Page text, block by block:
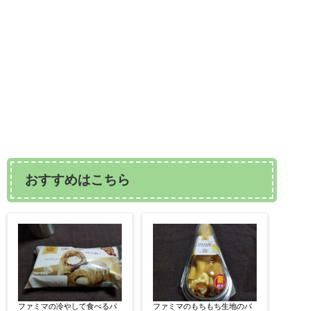
おすすめはこちら
ファミマの冷やして食べるパ
ファミマのもちもち生地のバ